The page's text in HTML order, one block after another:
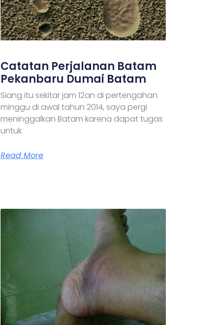
Catatan Perjalanan Batam
Pekanbaru Dumai Batam
Siang itu sekitar jam 12an di pertengahan
minggu di awal tahun 2014, saya pergi
meninggalkan Batam karena dapat tugas
untuk
Read More